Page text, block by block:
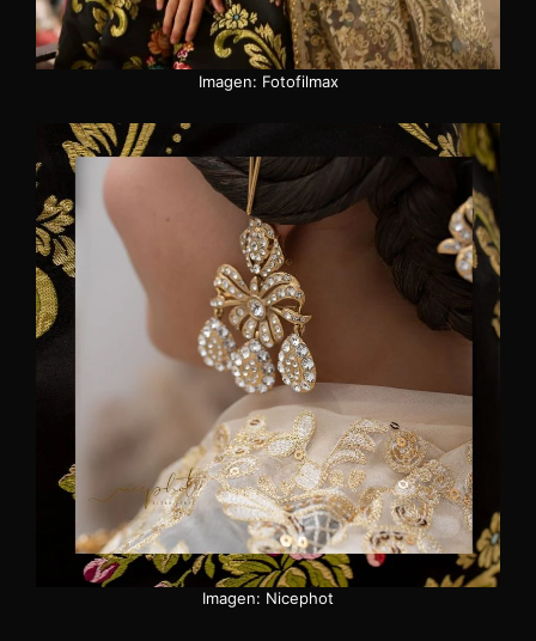
Imagen: Fotofilmax
Imagen: Nicephot